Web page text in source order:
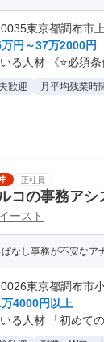
東京都調布市
万円～37万2000円
る人材 《⭐必須
歓迎 月平均残業時
正社員
コの事務アシ
ースト
なし事務が不安なア
東京都調布市
万4000円以上
る人材 「初めて